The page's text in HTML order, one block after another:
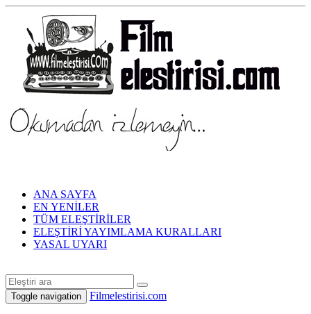
ANA SAYFA
EN YENİLER
TÜM ELEŞTİRİLER
ELEŞTİRİ YAYIMLAMA KURALLARI
YASAL UYARI
Toggle navigation Filmelestirisi.com